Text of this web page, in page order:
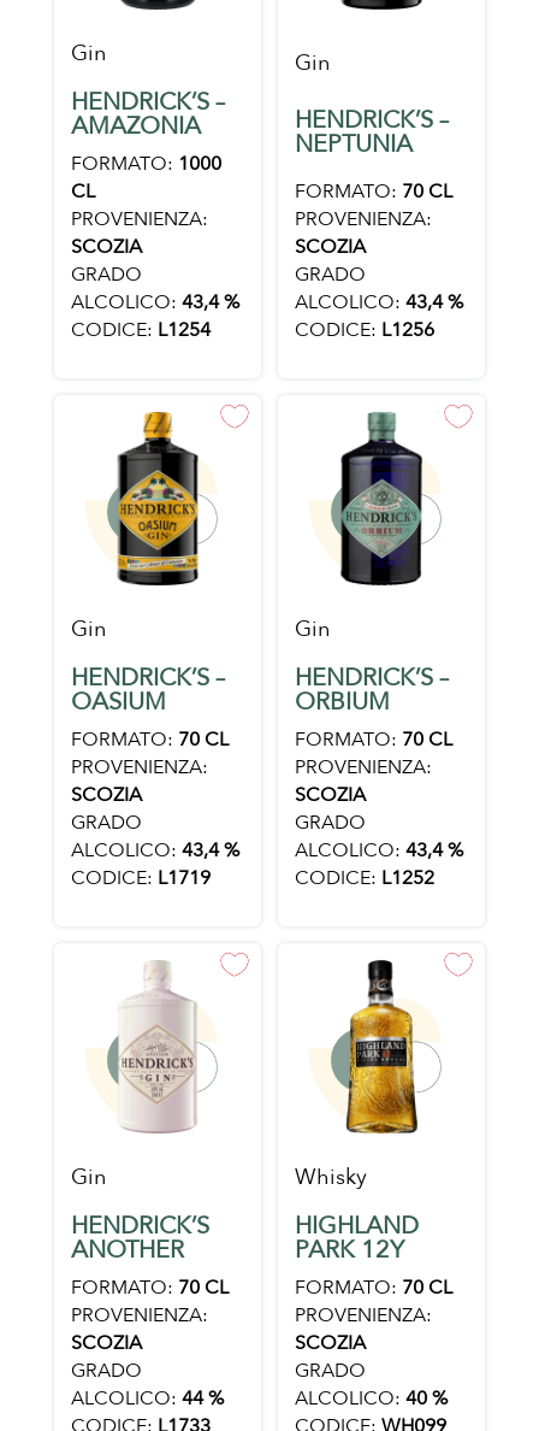
Gin
HENDRICK’S –
AMAZONIA
FORMATO: 1000
CL
PROVENIENZA:
SCOZIA
GRADO
ALCOLICO: 43,4 %
CODICE: L1254
Gin
HENDRICK’S –
NEPTUNIA
FORMATO: 70 CL
PROVENIENZA:
SCOZIA
GRADO
ALCOLICO: 43,4 %
CODICE: L1256
Gin
HENDRICK’S –
OASIUM
FORMATO: 70 CL
PROVENIENZA:
SCOZIA
GRADO
ALCOLICO: 43,4 %
CODICE: L1719
Gin
HENDRICK’S –
ORBIUM
FORMATO: 70 CL
PROVENIENZA:
SCOZIA
GRADO
ALCOLICO: 43,4 %
CODICE: L1252
Gin
HENDRICK’S
ANOTHER
FORMATO: 70 CL
PROVENIENZA:
SCOZIA
GRADO
ALCOLICO: 44 %
Whisky
HIGHLAND
PARK 12Y
FORMATO: 70 CL
PROVENIENZA:
SCOZIA
GRADO
ALCOLICO: 40 %